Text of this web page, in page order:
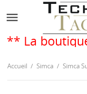

est
Accueil Simca Simca